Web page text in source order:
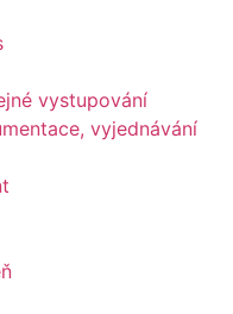
vystupování
vyjednávání